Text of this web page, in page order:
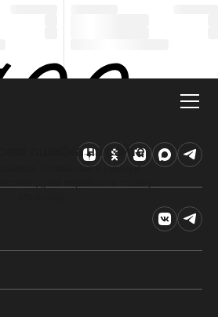
ошибка на сайте
Чтобы найти нужную